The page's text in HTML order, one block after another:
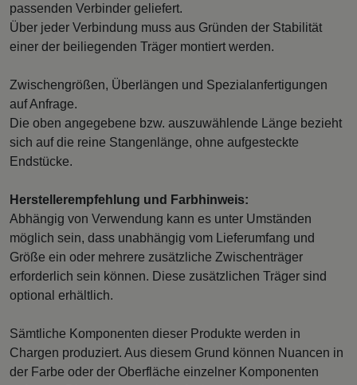
passenden Verbinder geliefert.
Über jeder Verbindung muss aus Gründen der Stabilität
einer der beiliegenden Träger montiert werden.
Zwischengrößen, Überlängen und Spezialanfertigungen
auf Anfrage.
Die oben angegebene bzw. auszuwählende Länge bezieht
sich auf die reine Stangenlänge, ohne aufgesteckte
Endstücke.
Herstellerempfehlung und Farbhinweis:
Abhängig von Verwendung kann es unter Umständen
möglich sein, dass unabhängig vom Lieferumfang und
Größe ein oder mehrere zusätzliche Zwischenträger
erforderlich sein können. Diese zusätzlichen Träger sind
optional erhältlich.
Sämtliche Komponenten dieser Produkte werden in
Chargen produziert. Aus diesem Grund können Nuancen in
der Farbe oder der Oberfläche einzelner Komponenten